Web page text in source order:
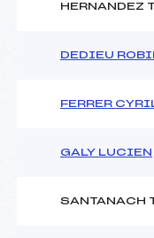
HERNANDEZ
DEDIEU
FERRER
GALY LUCIEN
SANTANACH